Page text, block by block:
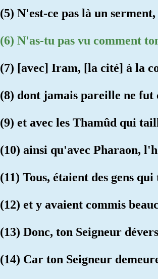
(5) N'est-ce pas là un
(6) N'as-tu pas vu comment
(7) [avec] Iram, [la cité] à la
(8) dont jamais pareille ne
(9) et avec les Thamûd qui
(10) ainsi qu'avec Pharaon,
(11) Tous, étaient des gens
(12) et y avaient commis
(13) Donc, ton Seigneur
(14) Car ton Seigneur